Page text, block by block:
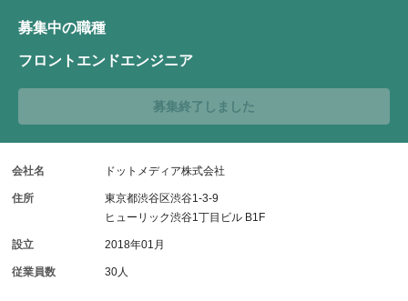
募集中の職種
フロントエンドエンジニア
募集終了しました
会社名 ドットメディア株式会社
住所
東京都渋谷区渋谷1-3-9
ヒューリック渋谷1丁目ビル B1F
設立 2018年01月
従業員数 30人